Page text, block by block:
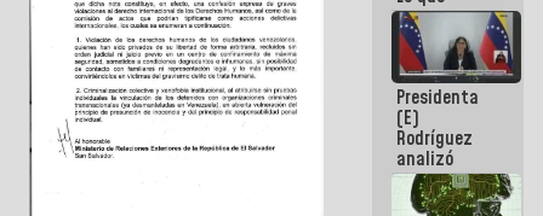
vayas a
escribir
hazlo hoy
por que no
sabemos si
la semana
que viene
hay
programa
Presidenta
(E)
Rodríguez
analizó
junto a
gobernadores